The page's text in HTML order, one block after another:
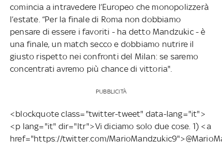
comincia a intravedere l’Europeo che monopolizzerà
l’estate. “Per la finale di Roma non dobbiamo
pensare di essere i favoriti - ha detto Mandzukic - è
una finale, un match secco e dobbiamo nutrire il
giusto rispetto nei confronti del Milan: se saremo
concentrati avremo più chance di vittoria".
PUBBLICITÀ
<blockquote class="twitter-tweet" data-lang="it">
<p lang="it" dir="ltr">Vi diciamo solo due cose. 1) <a
href="https://twitter.com/